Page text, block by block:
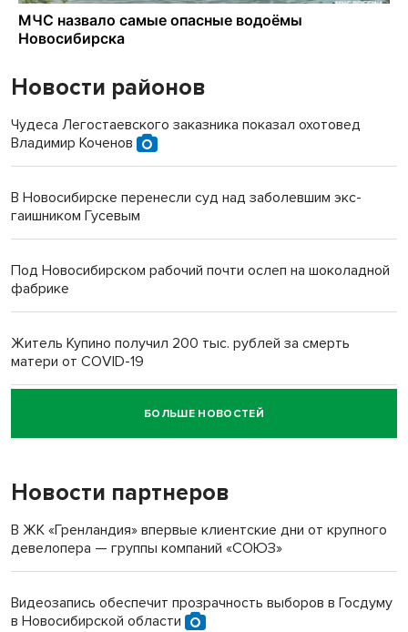
Новости районов
Чудеса Легостаевского заказника показал охотовед
Владимир Коченов
В Новосибирске перенесли суд над заболевшим экс-
гаишником Гусевым
Под Новосибирском рабочий почти ослеп на шоколадной
фабрике
Житель Купино получил 200 тыс. рублей за смерть
матери от COVID-19
Новосибирский суд наказал водителя за смерть
пенсионерки на вокзале
БОЛЬШЕ НОВОСТЕЙ
Новости партнеров
В ЖК «Гренландия» впервые клиентские дни от крупного
девелопера — группы компаний «СОЮЗ»
Видеозапись обеспечит прозрачность выборов в Госдуму
в Новосибирской области